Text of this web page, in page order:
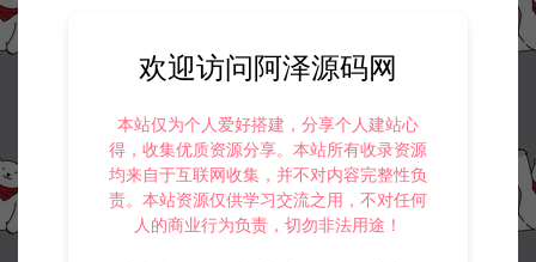
欢迎访问阿泽源码网
本站仅为个人爱好搭建，分享个人建站心
得，收集优质资源分享。本站所有收录资源
均来自于互联网收集，并不对内容完整性负
责。本站资源仅供学习交流之用，不对任何
人的商业行为负责，切勿非法用途！